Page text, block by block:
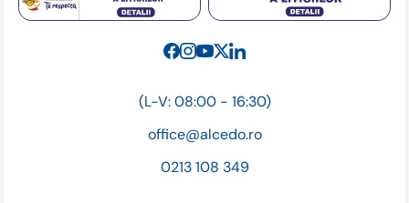
(L-V: 08:00 - 16:30)
office@alcedo.ro
0213 108 349